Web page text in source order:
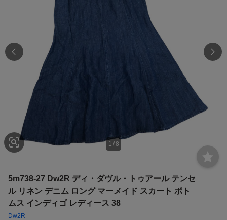
1 /8
5m738-27 Dw2R ディ・ダヴル・トゥアール テンセ
ル リネン デニム ロング マーメイド スカート ボト
ムス インディゴ レディース 38
Dw2R